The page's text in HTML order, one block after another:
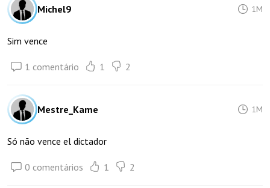
Michel9 1M
Sim vence
1 comentário 1 2
Mestre_Kame 1M
Só não vence el dictador
0 comentários 1 2